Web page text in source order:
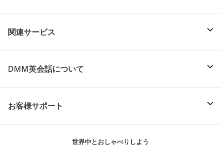
関連サービス
DMM英会話について
お客様サポート
世界中とおしゃべりしよう